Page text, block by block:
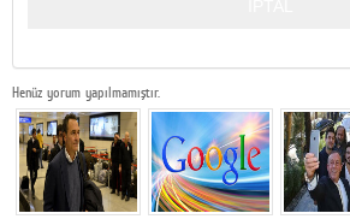
Henüz yorum yapılmamıştır.